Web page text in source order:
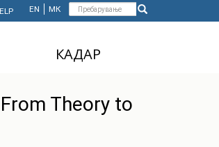
Форма
пребарување
Пребарување
EN МК
КАДАР
АДМИНИСТРАТИВЕН
Theory to